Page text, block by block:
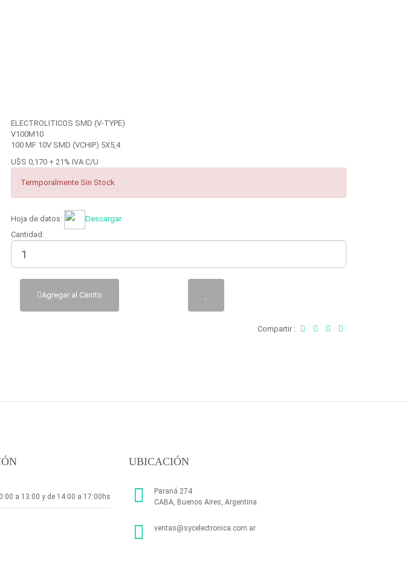
ELECTROLITICOS SMD (V-TYPE)
V100M10
100 MF 10V SMD (VCHIP) 5X5,4
U$S 0,170 + 21% IVA C/U
Termporalmente Sin Stock
Hoja de datos:
Descargar
Cantidad:
Agregar al Carrito
Compartir :
a 13:00 y de 14:00 a 17:00hs
UBICACIÓN
Paraná 274
CABA, Buenos Aires, Argentina
ventas@sycelectronica.com.ar